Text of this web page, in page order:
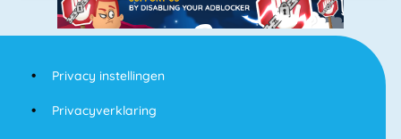
Privacy instellingen
Privacyverklaring